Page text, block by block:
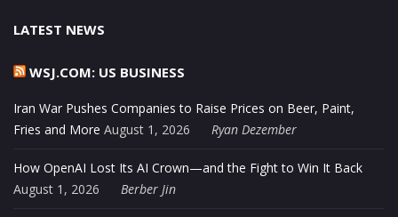
LATEST NEWS
WSJ.COM: US BUSINESS
Iran War Pushes Companies to Raise Prices on Beer, Paint,
Fries and More August 1, 2026 Ryan Dezember
How OpenAI Lost Its AI Crown—and the Fight to Win It Back
August 1, 2026
Berber Jin